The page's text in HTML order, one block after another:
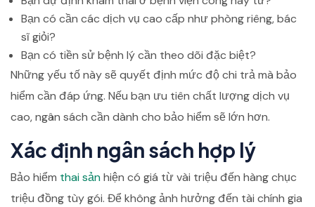
Bạn có cần các dịch vụ cao cấp như phòng riêng, bác
sĩ giỏi?
Bạn có tiền sử bệnh lý cần theo dõi đặc biệt?
Những yếu tố này sẽ quyết định mức độ chi trả mà bảo
hiểm cần đáp ứng. Nếu bạn ưu tiên chất lượng dịch vụ
cao, ngân sách cần dành cho bảo hiểm sẽ lớn hơn.
Xác định ngân sách hợp lý
Bảo hiểm thai sảnhiện có giá từ vài triệu đến hàng chục
triệu đồng tùy gói. Để không ảnh hưởng đến tài chính gia